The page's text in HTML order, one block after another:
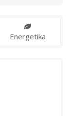
Energetika